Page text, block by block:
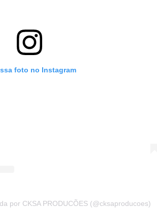
foto no Instagram
por CKSA PRODUCÕES (@cksaproducoes)